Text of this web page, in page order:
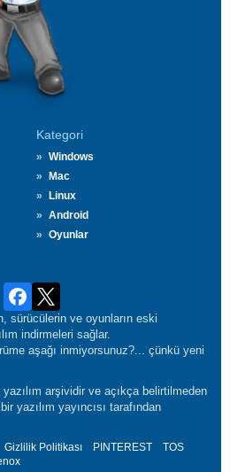
Kategori
Windows
Mac
Linux
Android
Oyunlar
sürücülerin ve oyunların eski
indirmeleri sağlar.
aşağı inmiyorsunuz?... çünkü yeni
arşividir ve açıkça belirtilmeden
yazılım yayıncısı tarafından
Gizlilik Politikası PINTEREST
TOS